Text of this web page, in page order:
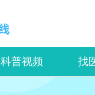
科普视频 找